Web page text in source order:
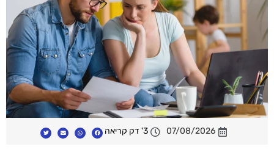
07/08/2026 3' דק קריאה